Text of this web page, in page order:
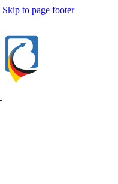
Skip to page footer